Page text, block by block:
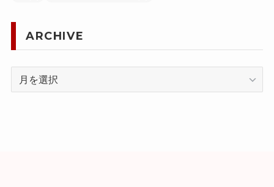
ARCHIVE
ARCHIVE